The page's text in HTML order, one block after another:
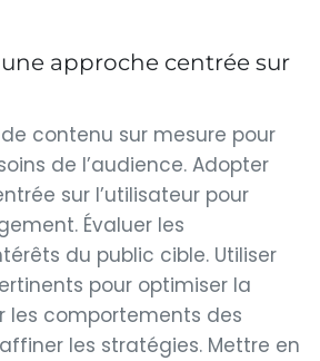
approche centrée sur
de contenu sur mesure pour
de l’audience. Adopter
sur l’utilisateur pour
Évaluer les
du public cible. Utiliser
pour optimiser la
les comportements des
les stratégies. Mettre en